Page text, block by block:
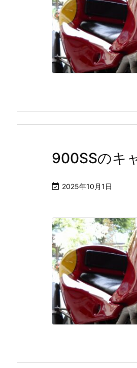
900SSのキ
 2025年10月1日